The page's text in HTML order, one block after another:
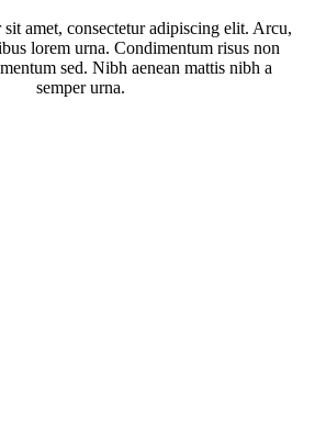
amet, consectetur adipiscing elit. Arcu,
lorem urna. Condimentum risus non
sed. Nibh aenean mattis nibh a
semper urna.